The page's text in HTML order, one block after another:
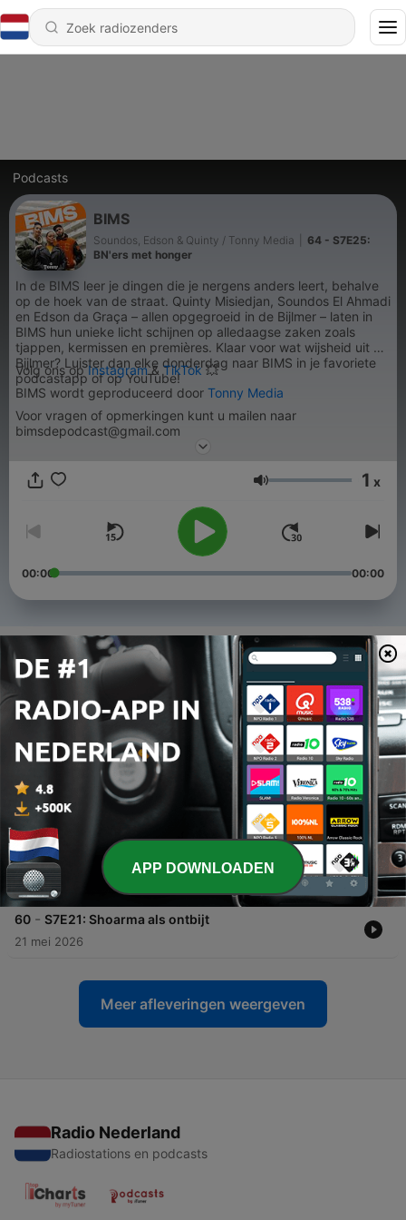
Podcasts
BIMS
Soundos, Edson & Quinty / Tonny Media
64 - S7E25:
BN'ers met honger
In de BIMS leer je dingen die je nergens anders leert, behalve
op de hoek van de straat. Quinty Misiedjan, Soundos El Ahmadi
en Edson da Graça – allen opgegroeid in de Bijlmer – laten in
BIMS hun unieke licht schijnen op alledaagse zaken zoals
tjappen, kermissen en premières. Klaar voor wat wijsheid uit de
Bijlmer? Luister dan elke donderdag naar BIMS in je favoriete
podcastapp of op YouTube!
Volg ons opInstagram& TikTok 💥
BIMS wordt geproduceerd door Tonny Media
Voor vragen of opmerkingen kunt u mailen naar
bimsdepodcast@gmail.com
Volume 1 x
00:00 00:00
Afleveringen
64 S7E25: BN'ers met honger
18 jun. 2026
63 - S7E24: Wie is de racist?
11 jun. 2026
62 - S7E23: Drug yourself
04 jun. 2026
61 - S7E22: Dusty Musty Poenie
28 mei 2026
60 - S7E21: Shoarma als ontbijt
21 mei 2026
Meer afleveringen weergeven
Radio Nederland
Radiostations en podcasts
APP DOWNLOADEN